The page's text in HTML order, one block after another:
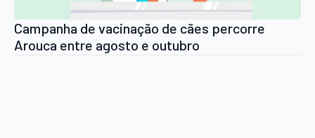
Campanha de vacinação de cães percorre
Arouca entre agosto e outubro